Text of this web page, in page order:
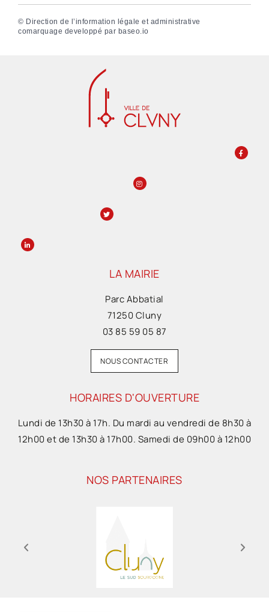
© Direction de l’information légale et administrative
comarquage developpé par baseo.io
LA MAIRIE
Parc Abbatial
71250 Cluny
03 85 59 05 87
NOUS CONTACTER
HORAIRES D'OUVERTURE
Lundi de 13h30 à 17h. Du mardi au vendredi de 8h30 à
12h00 et de 13h30 à 17h00. Samedi de 09h00 à 12h00
NOS PARTENAIRES